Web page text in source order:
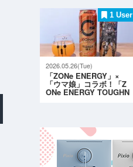
1 User
2026.05.26(Tue)
「ZONe ENERGY」×
「ウマ娘」コラボ！「Z
ONe ENERGY TOUGHN